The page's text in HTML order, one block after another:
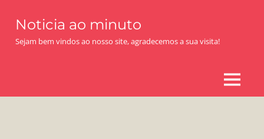
content
Noticia ao minuto
Sejam bem vindos ao nosso site, agradecemos a sua visita!
MENU